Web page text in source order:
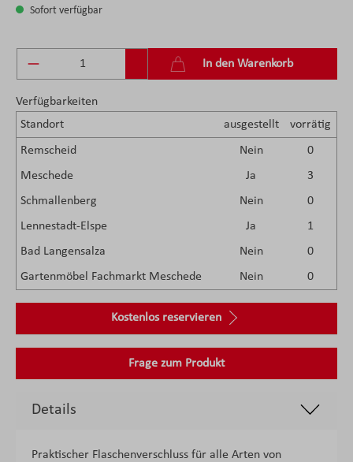
Sofort verfügbar
Produkt Anzahl: Gib den gewünschten Wert
In den Warenkorb
Verfügbarkeiten
Standort
ausgestellt vorrätig
Remscheid Nein
0
Meschede
Ja
3
Schmallenberg
Nein
0
Lennestadt-Elspe
Ja
1
Bad Langensalza
Nein
0
Gartenmöbel Fachmarkt Meschede
Nein 0
Kostenlos reservieren
Frage zum Produkt
Details
Praktischer Flaschenverschluss für alle Arten von